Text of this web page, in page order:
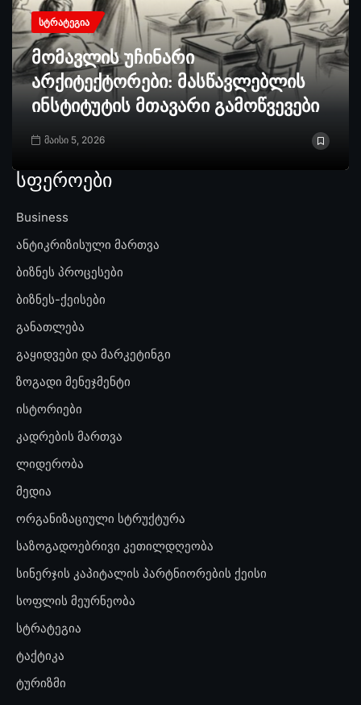
ᲡᲢᲠᲐᲢᲔᲒᲘᲐ
მომავლის უჩინარი
არქიტექტორები: მასწავლებლის
ინსტიტუტის მთავარი გამოწვევები
მაისი 5, 2026
სფეროები
Business
ანტიკრიზისული მართვა
ბიზნეს პროცესები
ბიზნეს-ქეისები
განათლება
გაყიდვები და მარკეტინგი
ზოგადი მენეჯმენტი
ისტორიები
კადრების მართვა
ლიდერობა
მედია
ორგანიზაციული სტრუქტურა
საზოგადოებრივი კეთილდღეობა
სინერჯის კაპიტალის პარტნიორების ქეისი
სოფლის მეურნეობა
სტრატეგია
ტაქტიკა
ტურიზმი